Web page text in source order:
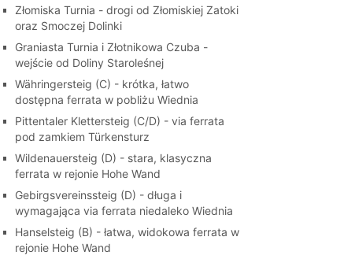
Złomiska Turnia - drogi od Złomiskiej Zatoki
oraz Smoczej Dolinki
Graniasta Turnia i Złotnikowa Czuba -
wejście od Doliny Staroleśnej
Währingersteig (C) - krótka, łatwo
dostępna ferrata w pobliżu Wiednia
Pittentaler Klettersteig (C/D) - via ferrata
pod zamkiem Türkensturz
Wildenauersteig (D) - stara, klasyczna
ferrata w rejonie Hohe Wand
Gebirgsvereinssteig (D) - długa i
wymagająca via ferrata niedaleko Wiednia
Hanselsteig (B) - łatwa, widokowa ferrata w
rejonie Hohe Wand